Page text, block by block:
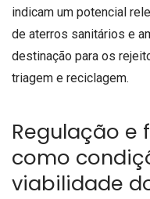
indicam um potencial
de aterros sanitários e
destinação para os
triagem e reciclagem.
Regulação e
como
viabilidade